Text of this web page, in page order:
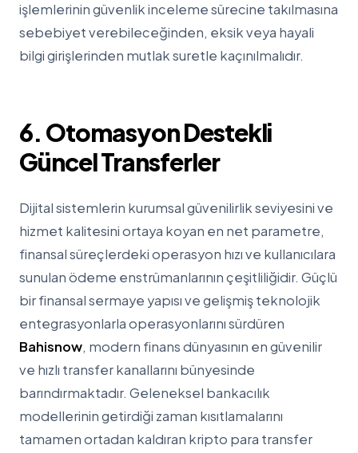
işlemlerinin güvenlik inceleme sürecine takılmasına
sebebiyet verebileceğinden, eksik veya hayali
bilgi girişlerinden mutlak suretle kaçınılmalıdır.
6. Otomasyon Destekli
Güncel Transferler
Dijital sistemlerin kurumsal güvenilirlik seviyesini ve
hizmet kalitesini ortaya koyan en net parametre,
finansal süreçlerdeki operasyon hızı ve kullanıcılara
sunulan ödeme enstrümanlarının çeşitliliğidir. Güçlü
bir finansal sermaye yapısı ve gelişmiş teknolojik
entegrasyonlarla operasyonlarını sürdüren
Bahisnow, modern finans dünyasının en güvenilir
ve hızlı transfer kanallarını bünyesinde
barındırmaktadır. Geleneksel bankacılık
modellerinin getirdiği zaman kısıtlamalarını
tamamen ortadan kaldıran kripto para transfer